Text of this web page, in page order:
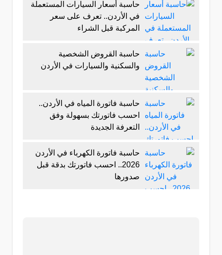
حاسبة أسعار السيارات المستعملة
في الأردن.. تعرف على سعر
المركبة قبل الشراء
حاسبة القروض الشخصية
والسكنية والسيارات في الأردن
حاسبة فاتورة المياه في الأردن..
احسب فاتورتك بسهولة وفق
التعرفة الجديدة
حاسبة فاتورة الكهرباء في الأردن
2026.. احسب فاتورتك بدقة قبل
صدورها